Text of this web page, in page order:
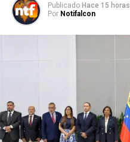
Publicado Hace 15 horas
Por Notifalcon